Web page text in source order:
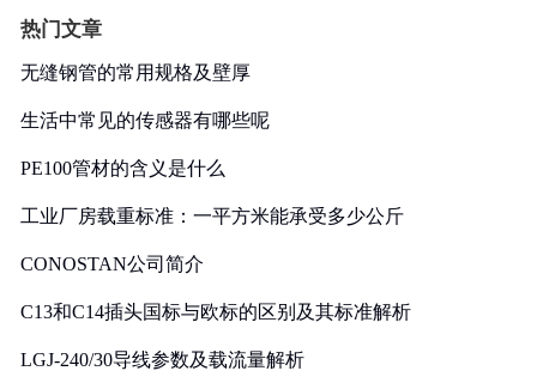
热门文章
无缝钢管的常用规格及壁厚
生活中常见的传感器有哪些呢
PE100管材的含义是什么
工业厂房载重标准：一平方米能承受多少公斤
CONOSTAN公司简介
C13和C14插头国标与欧标的区别及其标准解析
LGJ-240/30导线参数及载流量解析